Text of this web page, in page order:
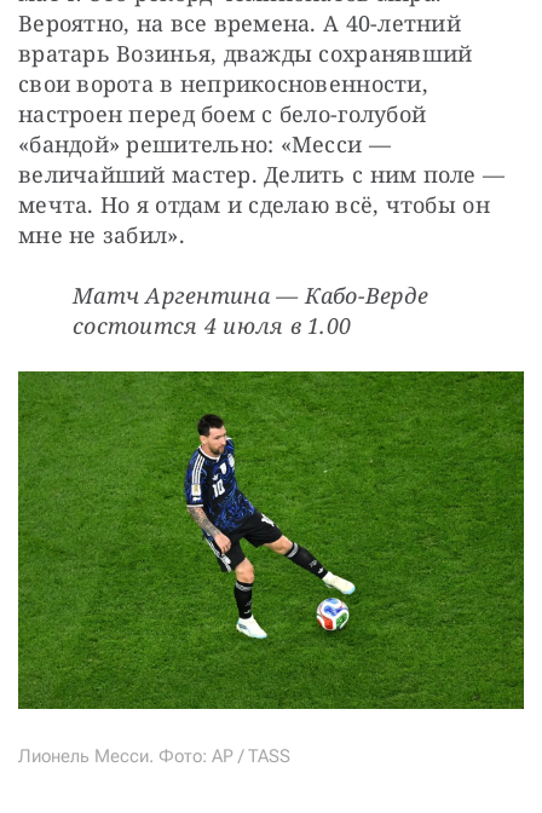
Вероятно, на все времена. А 40-летний
вратарь Возинья, дважды сохранявший
свои ворота в неприкосновенности,
настроен перед боем с бело-голубой
«бандой» решительно: «Месси —
величайший мастер. Делить с ним поле —
мечта. Но я отдам и сделаю всё, чтобы он
мне не забил».
Матч Аргентина — Кабо-Верде
состоится 4 июля в 1.00
Лионель Месси. Фото: AP / TASS